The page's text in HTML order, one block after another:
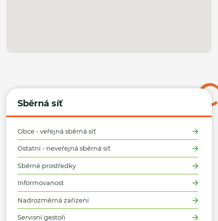
Sběrná síť
Obce - veřejná sběrná síť
Ostatní - neveřejná sběrná síť
Sběrné prostředky
Informovanost
Nadrozměrná zařízení
Servisní gestoři